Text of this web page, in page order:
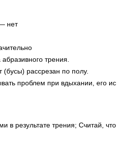
нет
трения.
(бусы) рассрезан по полу.
проблем при вдыхании, его
в результате трения; Считай, что